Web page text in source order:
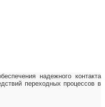
надежного контакта
переходных процессов в